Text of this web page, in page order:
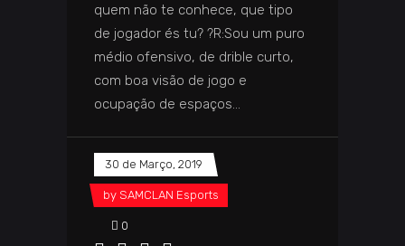
quem não te conhece, que tipo
de jogador és tu? ?️R:Sou um puro
médio ofensivo, de drible curto,
com boa visão de jogo e
ocupação de espaços
30 de Março, 2019
by SAMCLAN Esports
0